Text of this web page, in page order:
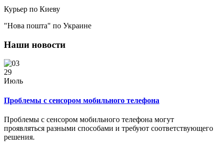
Курьер по Киеву
"Нова пошта" по Украине
Наши новости
29
Июль
Проблемы с сенсором мобильного телефона
Проблемы с сенсором мобильного телефона могут
проявляться разными способами и требуют соответствующего
решения.